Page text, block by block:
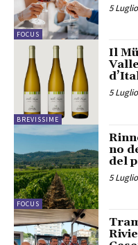
FOCUS
5
BREVISSIME
Il
5
FOCUS
no
del
5